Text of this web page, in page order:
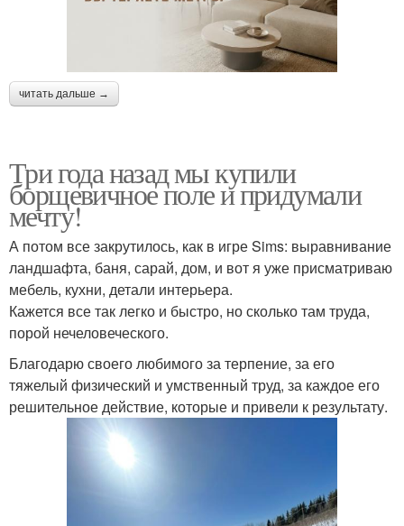
читать дальше →
Три года назад мы купили
борщевичное поле и придумали
мечту!
А потом все закрутилось, как в игре Sims: выравнивание
ландшафта, баня, сарай, дом, и вот я уже присматриваю
мебель, кухни, детали интерьера.
Кажется все так легко и быстро, но сколько там труда,
порой нечеловеческого.
Благодарю своего любимого за терпение, за его
тяжелый физический и умственный труд, за каждое его
решительное действие, которые и привели к результату.